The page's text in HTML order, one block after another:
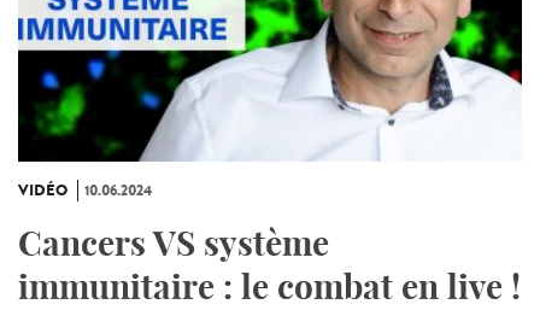
VIDÉO 10.06.2024
Cancers VS système
immunitaire : le combat en live !